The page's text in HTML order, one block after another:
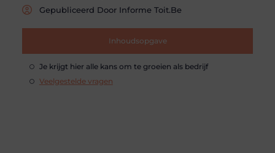
Gepubliceerd Door Informe Toit.be
Inhoudsopgave
Je krijgt hier alle kans om te groeien als bedrijf
Veelgestelde vragen